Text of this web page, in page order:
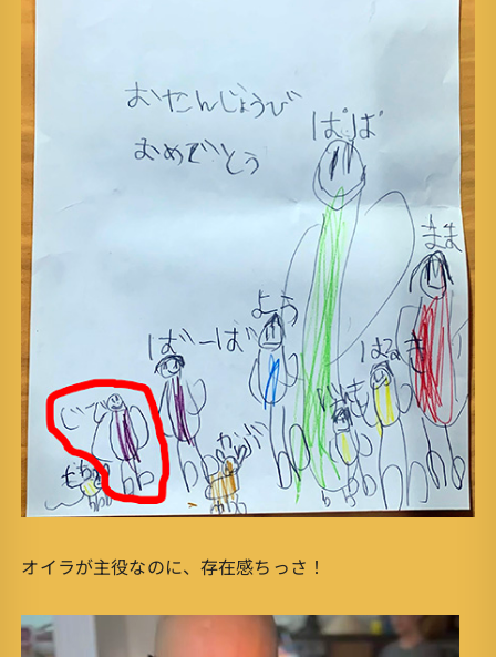
オイラが主役なのに、存在感ちっさ！